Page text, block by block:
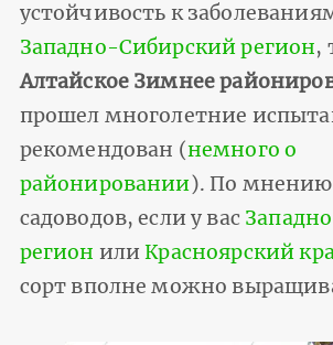
устойчивость к
Западно-Сибирский регион,
Алтайское Зимнее
прошел многолетние
рекомендован (немного о
районировании). По мнению
садоводов, если у вас
регион илиКрасноярский
сорт вполне можно